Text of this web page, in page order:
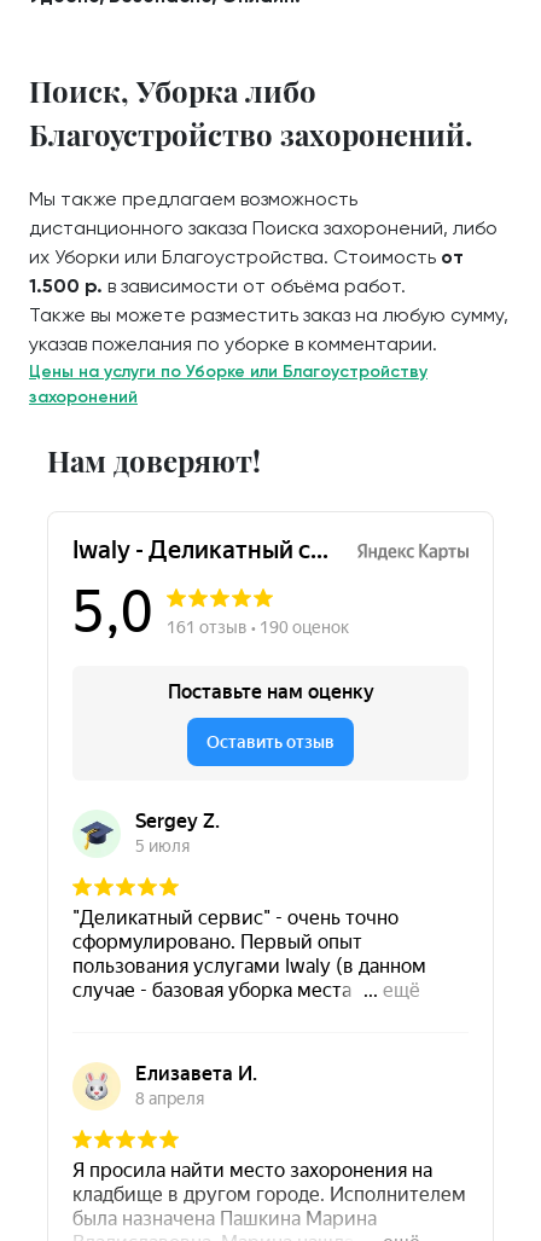
Поиск, Уборка либо
Благоустройство захоронений.
Мы также предлагаем возможность
дистанционного заказа Поиска захоронений, либо
их Уборки или Благоустройства. Стоимость от
1.500 р. в зависимости от объёма работ.
Также вы можете разместить заказ на любую сумму,
указав пожелания по уборке в комментарии.
Цены на услуги по Уборке или Благоустройству
захоронений
Нам доверяют!